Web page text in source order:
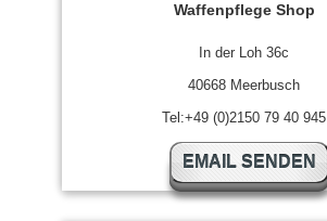
Waffenpflege Shop
In der Loh 36c
40668 Meerbusch
Tel:+49 (0)2150 79 40 945
EMAIL SENDEN